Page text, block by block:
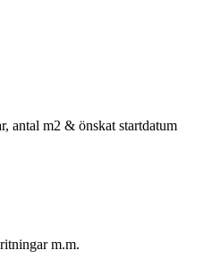
antal m2 & önskat startdatum
m.m.